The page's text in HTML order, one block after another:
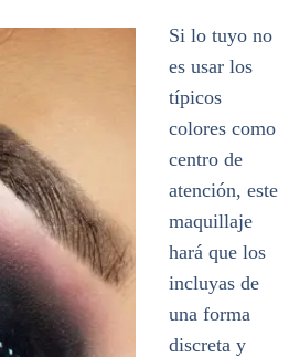
Si lo tuyo no
es usar los
típicos
colores como
centro de
atención, este
maquillaje
hará que los
incluyas de
una forma
discreta y